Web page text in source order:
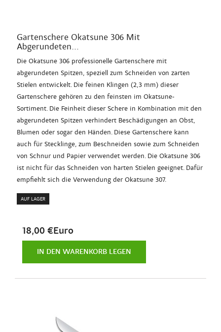
Gartenschere Okatsune 306 Mit
Abgerundeten...
Die Okatsune 306 professionelle Gartenschere mit
abgerundeten Spitzen, speziell zum Schneiden von zarten
Stielen entwickelt. Die feinen Klingen (2,3 mm) dieser
Gartenschere gehören zu den feinsten im Okatsune-
Sortiment. Die Feinheit dieser Schere in Kombination mit den
abgerundeten Spitzen verhindert Beschädigungen an Obst,
Blumen oder sogar den Händen. Diese Gartenschere kann
auch für Stecklinge, zum Beschneiden sowie zum Schneiden
von Schnur und Papier verwendet werden. Die Okatsune 306
ist nicht für das Schneiden von harten Stielen geeignet. Dafür
empfiehlt sich die Verwendung der Okatsune 307.
AUF LAGER
18,00 €Euro
IN DEN WARENKORB LEGEN